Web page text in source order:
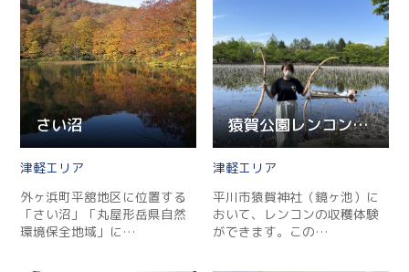
さい沼
津軽
外ヶ浜町平舘地区に位置する
「さい沼」「丸屋形岳県自然
環境保全地域」に…
猿賀公園レンコン掘り体験
津軽
平川市猿賀神社（鏡ヶ池）に
おいて、レンコンの収穫体験
ができます。この…